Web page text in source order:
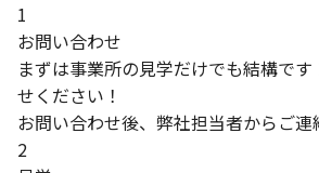
1
お問い合わせ
まずは事業所の見学だけでも結構で
せください！
お問い合わせ後、弊社担当者からご連
2